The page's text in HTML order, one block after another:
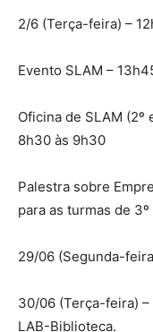
2/6 (Terça-feira) –
Evento SLAM –
Oficina de SLAM
8h30 às 9h30
Palestra sobre
para as turmas de 3º
29/06 (Segunda-
30/06 (Terça-feira)
LAB-Biblioteca.